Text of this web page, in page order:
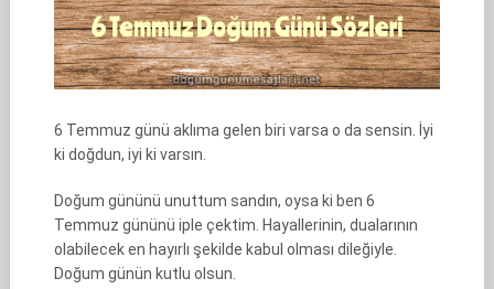
6 Temmuz günü aklıma gelen biri varsa o da sensin. İyi
ki doğdun, iyi ki varsın.
Doğum gününü unuttum sandın, oysa ki ben 6
Temmuz gününü iple çektim. Hayallerinin, dualarının
olabilecek en hayırlı şekilde kabul olması dileğiyle.
Doğum günün kutlu olsun.